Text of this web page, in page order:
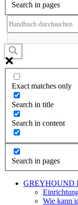
Search in pages
Exact matches only
Search in title
Search in content
Search in pages
GREYHOUND
Wie kann